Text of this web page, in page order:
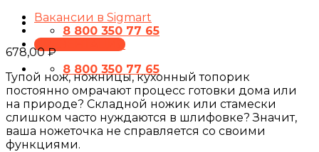
Вакансии в Sigmart
8 800 350 77 65
ПРЕЗЕНТАЦИЯ
8 800 350 77 65
678,00₽
Тупой нож, ножницы, кухонный топорик
постоянно омрачают процесс готовки дома или
на природе? Складной ножик или стамески
слишком часто нуждаются в шлифовке? Значит,
ваша ножеточка не справляется со своими
функциями.